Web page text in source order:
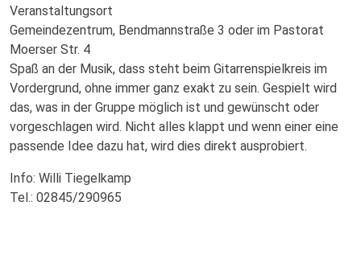
Veranstaltungsort
Gemeindezentrum, Bendmannstraße 3 oder im Pastorat
Moerser Str. 4
Spaß an der Musik, dass steht beim Gitarrenspielkreis im
Vordergrund, ohne immer ganz exakt zu sein. Gespielt wird
das, was in der Gruppe möglich ist und gewünscht oder
vorgeschlagen wird. Nicht alles klappt und wenn einer eine
passende Idee dazu hat, wird dies direkt ausprobiert.
Info: Willi Tiegelkamp
Tel.: 02845/290965